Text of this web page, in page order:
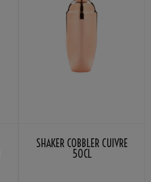
SHAKER COBBLER CUIVRE
50CL